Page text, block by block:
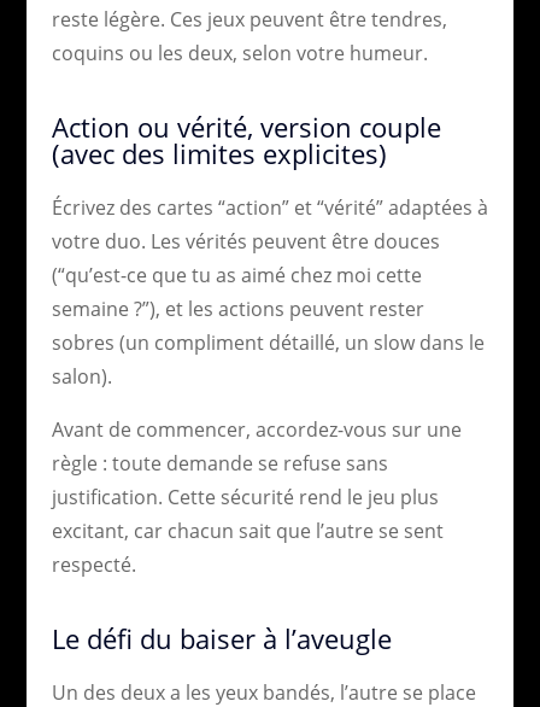
reste légère. Ces jeux peuvent être tendres,
coquins ou les deux, selon votre humeur.
Action ou vérité, version couple
(avec des limites explicites)
Écrivez des cartes “action” et “vérité” adaptées à
votre duo. Les vérités peuvent être douces
(“qu’est-ce que tu as aimé chez moi cette
semaine ?”), et les actions peuvent rester
sobres (un compliment détaillé, un slow dans le
salon).
Avant de commencer, accordez-vous sur une
règle : toute demande se refuse sans
justification. Cette sécurité rend le jeu plus
excitant, car chacun sait que l’autre se sent
respecté.
Le défi du baiser à l’aveugle
Un des deux a les yeux bandés, l’autre se place